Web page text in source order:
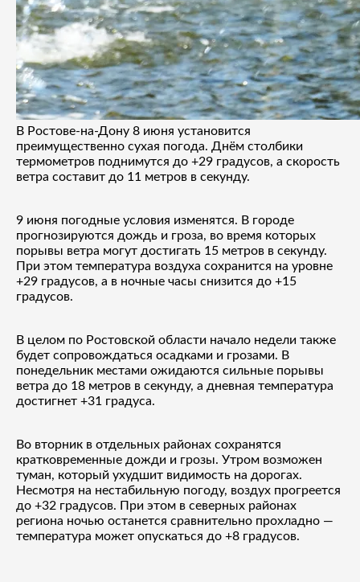
В Ростове-на-Дону 8 июня установится
преимущественно сухая погода. Днём столбики
термометров поднимутся до +29 градусов, а скорость
ветра составит до 11 метров в секунду.
9 июня погодные условия изменятся. В городе
прогнозируются дождь и гроза, во время которых
порывы ветра могут достигать 15 метров в секунду.
При этом температура воздуха сохранится на уровне
+29 градусов, а в ночные часы снизится до +15
градусов.
В целом по Ростовской области начало недели также
будет сопровождаться осадками и грозами. В
понедельник местами ожидаются сильные порывы
ветра до 18 метров в секунду, а дневная температура
достигнет +31 градуса.
Во вторник в отдельных районах сохранятся
кратковременные дожди и грозы. Утром возможен
туман, который ухудшит видимость на дорогах.
Несмотря на нестабильную погоду, воздух прогреется
до +32 градусов. При этом в северных районах
региона ночью останется сравнительно прохладно —
температура может опускаться до +8 градусов.